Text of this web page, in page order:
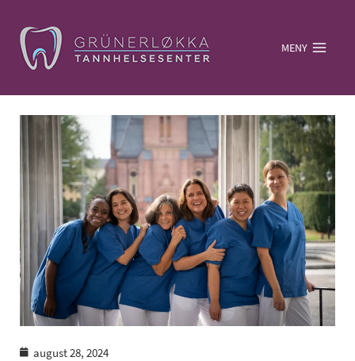
MENY
august 28, 2024